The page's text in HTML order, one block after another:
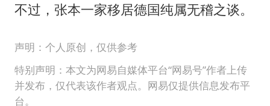
不过，张本一家移居德国纯属无稽之谈。
声明：个人原创，仅供参考
特别声明：本文为网易自媒体平台“网易号”作者上传
并发布，仅代表该作者观点。网易仅提供信息发布平
台。